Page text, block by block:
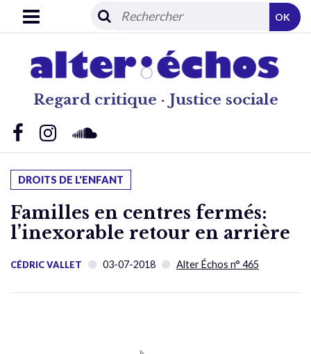
Regard critique · Justice sociale
OK
DROITS DE L'ENFANT
Familles en centres fermés:
l’inexorable retour en arrière
CÉDRIC VALLET 03-07-2018 Alter Échos n° 465